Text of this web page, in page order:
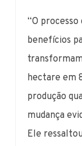
“O
benefícios
hectare em
produção
mudança
Ele